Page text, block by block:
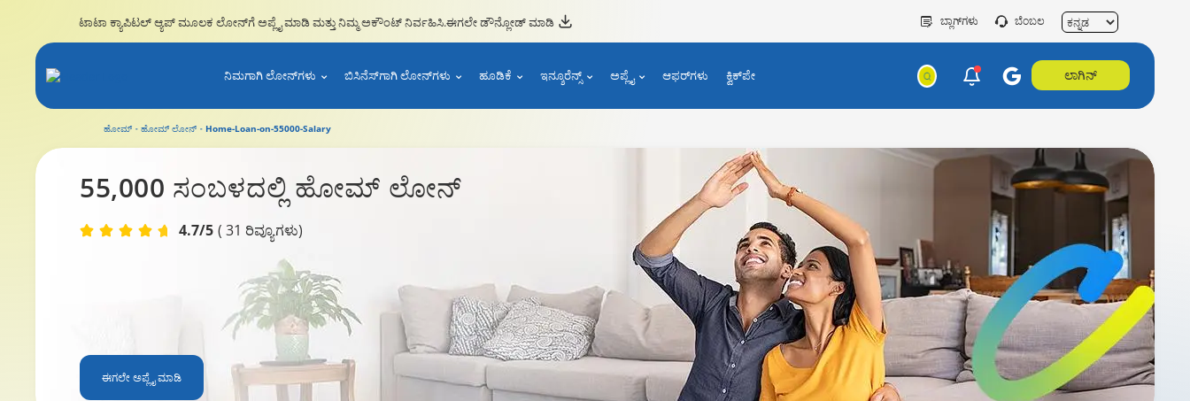
ಟಾಟಾ ಕ್ಯಾಪಿಟಲ್ ಆ್ಯಪ್ ಮೂಲಕ ಲೋನ್‌ಗೆ ಅಪ್ಲೈ ಮಾಡಿ ಮತ್ತು ನಿಮ್ಮ ಅಕೌಂಟ್ ನಿರ್ವಹಿಸಿ.ಈಗಲೇ ಡೌನ್ಲೋಡ್ ಮಾಡಿ ಬ್ಲಾಗ್‌ಗಳು ಬೆಂಬಲ
ನಿಮಗಾಗಿ ಲೋನ್‌ಗಳು ಬಿಸಿನೆಸ್‌ಗಾಗಿ ಲೋನ್‌ಗಳು ಹೂಡಿಕೆ ಇನ್ಶೂರೆನ್ಸ್ ಅಪ್ಲೈ ಆಫರ್‌ಗಳು ಕ್ವಿಕ್‌ಪೇ ಲಾಗಿನ್‌
ಹೋಮ್ ಹೋಮ್ ಲೋನ್‌ Home-Loan-on-55000-Salary
55,000 ಸಂಬಳದಲ್ಲಿ ಹೋಮ್ ಲೋನ್
4.7/5 ( 31 ರಿವ್ಯೂಗಳು)
ಈಗಲೇ ಅಪ್ಲೈ ಮಾಡಿ
55,000 ಸಂಬಳದ ಮೇಲೆ ಹೋಮ್ ಲೋನ್